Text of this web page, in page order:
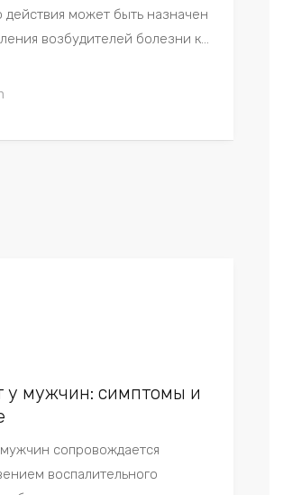
действия может быть назначен
возбудителей болезни к...
у мужчин: симптомы и
сопровождается
воспалительного